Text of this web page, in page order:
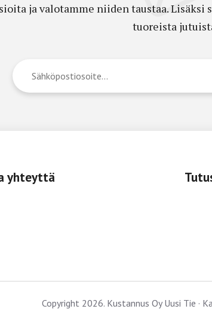
ja valotamme niiden taustaa.
tuoreista
yhteyttä
Copyright 2026. Kustannus Oy Uusi Tie ·